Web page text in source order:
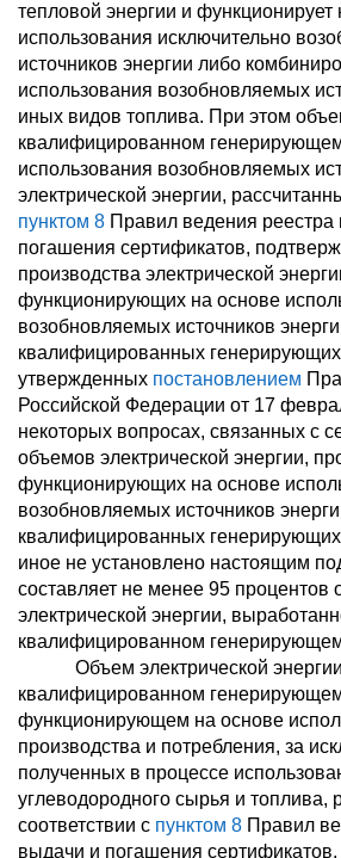
тепловой энергии и функционирует
использования исключительно
источников энергии либо
использования возобновляемых
иных видов топлива. При этом
квалифицированном
использования возобновляемых
электрической энергии,
пунктом 8 Правил ведения реестра
погашения сертификатов,
производства электрической
функционирующих на основе
возобновляемых источников
квалифицированных генерирующих
утвержденных постановлением
Российской Федерации от 17
некоторых вопросах, связанных с
объемов электрической энергии,
функционирующих на основе
возобновляемых источников
квалифицированных генерирующих
иное не установлено настоящим
составляет не менее 95 процентов
электрической энергии,
квалифицированном
Объем электрической
квалифицированном
функционирующем на основе
производства и потребления, за
полученных в процессе
углеводородного сырья и топлива,
соответствии с пунктом 8 Правил
выдачи и погашения